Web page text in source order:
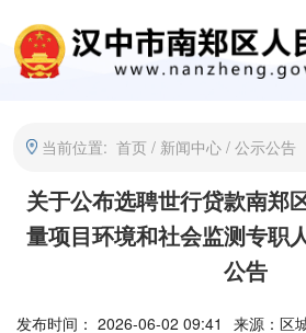
当前位置: 首页 / 新闻中心 / 公示公告
关于公布选聘世行贷款南郑
量项目环境和社会监测专职
公告
发布时间： 2026-06-02 09:41 来源： 区